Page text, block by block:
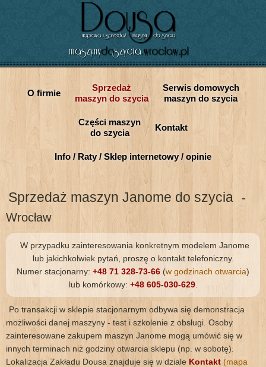
O firmie
Sprzedaż
maszyn do szycia
Serwis domowych
maszyn do szycia
Części maszyn
do szycia
Kontakt
Info / Raty / Sklep internetowy / opinie
Sprzedaż maszyn Janome do szycia
-
Wrocław
W przypadku zainteresowania konkretnym modelem Janome
lub jakichkolwiek pytań, proszę o kontakt telefoniczny.
Numer stacjonarny: +48 71 328-73-66 (w godzinach otwarcia)
lub komórkowy: +48 605-030-629.
Po transakcji w sklepie stacjonarnym odbywa się demonstracja
możliwości danej maszyny - test i szkolenie z obsługi. Osoby
zainteresowane zakupem maszyn Janome mogą umówić się w
innych terminach niż godziny otwarcia sklepu (np. w sobotę).
Lokalizacja Zakładu Dousa znajduje się w dziale Kontakt (mapa